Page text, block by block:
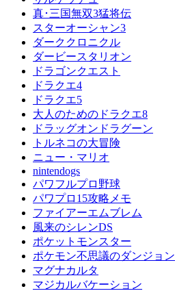
真･三国無双3猛将伝
スターオーシャン3
ダーククロニクル
ダービースタリオン
ドラゴンクエスト
ドラクエ4
ドラクエ5
大人のためのドラクエ8
ドラッグオンドラグーン
トルネコの大冒険
ニュー・マリオ
nintendogs
パワフルプロ野球
パワプロ15攻略メモ
ファイアーエムブレム
風来のシレンDS
ポケットモンスター
ポケモン不思議のダンジョン
マグナカルタ
マジカルバケーション